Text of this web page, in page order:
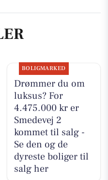
BOLIGMARKED
Drømmer du om
luksus? For
4.475.000 kr er
Smedevej 2
kommet til salg -
Se den og de
dyreste boliger til
salg her